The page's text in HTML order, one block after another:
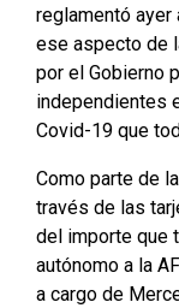
reglamentó ayer
ese aspecto de
por el Gobierno
independientes
Covid-19 que
Como parte de
través de las
del importe que
autónomo a la
a cargo de